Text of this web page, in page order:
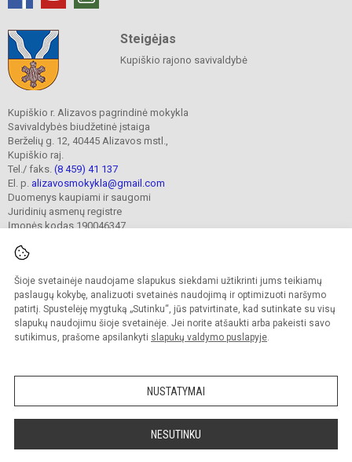
Šioje svetainėje naudojame slapukus siekdami užtikrinti jums teikiamų
paslaugų kokybę, analizuoti svetainės naudojimą ir optimizuoti naršymo
patirtį. Spustelėję mygtuką „Sutinku“, jūs patvirtinate, kad sutinkate su visų
slapukų naudojimu šioje svetainėje. Jei norite atšaukti arba pakeisti savo
sutikimus, prašome apsilankyti slapukų valdymo puslapyje.
NUSTATYMAI
NESUTINKU
Steigėjas
Kupiškio rajono savivaldybė
Kupiškio r. Alizavos pagrindinė mokykla
Savivaldybės biudžetinė įstaiga
Berželių g. 12, 40445 Alizavos mstl.,
Kupiškio raj.
Tel./ faks. (8 459) 41 137
El. p. alizavosmokykla@gmail.com
Duomenys kaupiami ir saugomi
Juridinių asmenų registre
Įmonės kodas 190046347
© 2023. Kupiškio r. Alizavos pagrindinė mokykla. Visos teisės saugomos.
Kopijuoti turinį be raštiško įstaigos administracijos sutikimo griežtai draudžiama.
Prieinamumo paraiška Slapukų valdymas
Sumanus būdas atnaujinti